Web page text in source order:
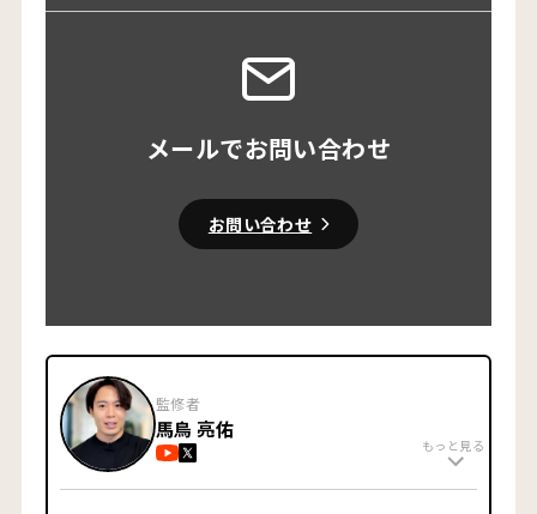
メールでお問い合わせ
お問い合わせ
もっと見る
監修者
馬鳥 亮佑